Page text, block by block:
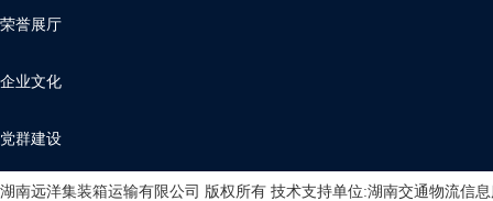
荣誉展厅
企业文化
党群建设
湖南远洋集装箱运输有限公司 版权所有 技术支持单位:湖南交通物流信